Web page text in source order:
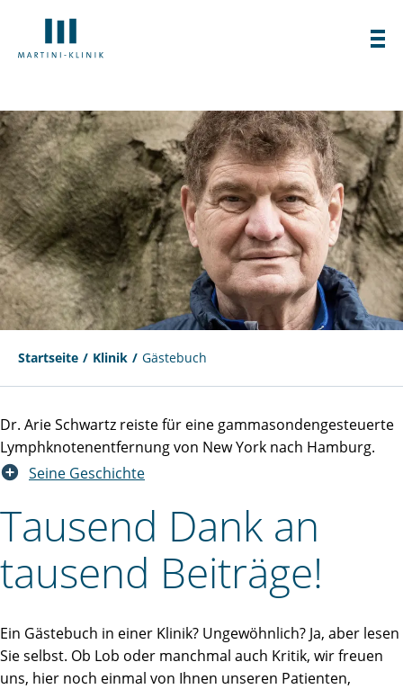
Startseite Klinik Gästebuch
Dr. Arie Schwartz reiste für eine gammasondengesteuerte
Lymphknotenentfernung von New York nach Hamburg.
Seine Geschichte
Tausend Dank an
tausend Beiträge!
Ein Gästebuch in einer Klinik? Ungewöhnlich? Ja, aber lesen
Sie selbst. Ob Lob oder manchmal auch Kritik, wir freuen
uns, hier noch einmal von Ihnen unseren Patienten,